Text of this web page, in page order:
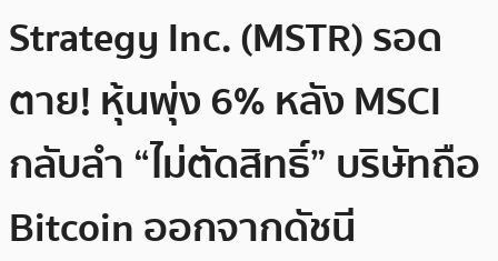
Strategy Inc. (MSTR) รอด
ตาย! หุ้นพุ่ง 6% หลัง MSCI
กลับลำ “ไม่ตัดสิทธิ์” บริษัทถือ
Bitcoin ออกจากดัชนี